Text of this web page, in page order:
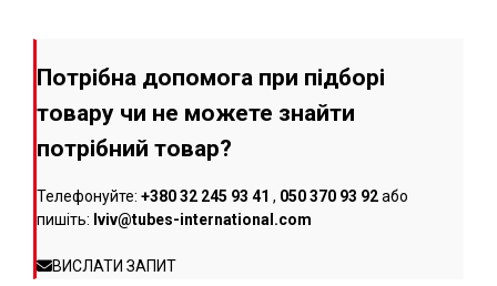
Потрібна допомога при підборі
товару чи не можете знайти
потрібний товар?
Телефонуйте: +380 32 245 93 41 , 050 370 93 92або
пишіть: lviv@tubes-international.com
ВИСЛАТИ ЗАПИТ